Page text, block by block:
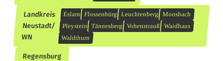
Landkreis
Neustadt/
WN
Eslarn Flossenbürg Leuchtenberg Moosbach
Pleystein Tännesberg Vohenstrauß Waidhaus
Waldthurn
Regensburg